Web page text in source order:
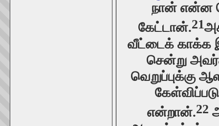
நான் என்ன
கேட்டான்.21
வீட்டைக் காக்க
சென்று
வெறுப்புக்கு
என்றான்.22